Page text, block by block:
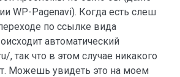
WP-Pagenavi). Когда есть слеш
по ссылке вида
автоматический
, так что в этом случае никакого
Можешь увидеть это на моем